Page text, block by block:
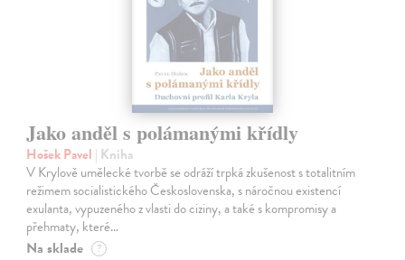
Jako anděl s polámanými křídly
Hošek Pavel | Kniha
V Krylově umělecké tvorbě se odráží trpká zkušenost s totalitním
režimem socialistického Československa, s náročnou existencí
exulanta, vypuzeného z vlasti do ciziny, a také s kompromisy a
přehmaty, které…
Na sklade ?